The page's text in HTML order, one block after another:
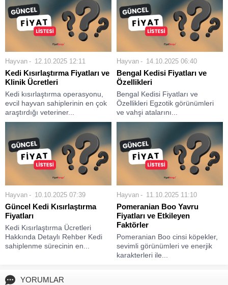
Hayvan 12.10.2025 12:11
Kedi Kısırlaştırma Fiyatları ve
Klinik Ücretleri
Kedi kısırlaştırma operasyonu,
evcil hayvan sahiplerinin en çok
araştırdığı veteriner...
Hayvan 14.10.2025 06:40
Bengal Kedisi Fiyatları ve
Özellikleri
Bengal Kedisi Fiyatları ve
Özellikleri Egzotik görünümleri
ve vahşi atalarını...
Hayvan 10.10.2025 07:39
Güncel Kedi Kısırlaştırma
Fiyatları
Kedi Kısırlaştırma Ücretleri
Hakkında Detaylı Rehber Kedi
sahiplenme sürecinin en...
Hayvan 11.10.2025 11:10
Pomeranian Boo Yavru
Fiyatları ve Etkileyen
Faktörler
Pomeranian Boo cinsi köpekler,
sevimli görünümleri ve enerjik
karakterleri ile...
YORUMLAR